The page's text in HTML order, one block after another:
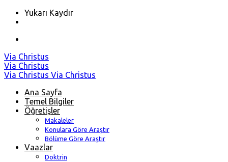
Yukarı Kaydır
Skip
to
content
Via Christus
Via Christus
Via Christus Via Christus
Ana Sayfa
Temel Bilgiler
Öğretişler
Makaleler
Konulara Göre Araştır
Bölüme Göre Araştır
Vaazlar
Doktrin